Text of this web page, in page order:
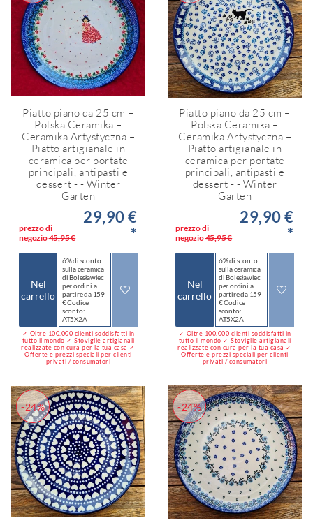
Piatto piano da 25 cm –
Polska Ceramika –
Ceramika Artystyczna –
Piatto artigianale in
ceramica per portate
principali, antipasti e
dessert - - Winter
Garten
prezzo di
negozio45,95 €
29,90 €
*
Nel
carrello
6% di sconto
sulla ceramica
di Bolesławiec
per ordini a
partire da 159
€ Codice
sconto:
AT5X2A
✓ Oltre 100.000 clienti soddisfatti in
tutto il mondo ✓ Stoviglie artigianali
realizzate con cura per la tua casa ✓
Offerte e prezzi speciali per clienti
privati / consumatori
Piatto piano da 25 cm –
Polska Ceramika –
Ceramika Artystyczna –
Piatto artigianale in
ceramica per portate
principali, antipasti e
dessert - - Winter
Garten
prezzo di
negozio45,95 €
29,90 €
*
Nel
carrello
6% di sconto
sulla ceramica
di Bolesławiec
per ordini a
partire da 159
€ Codice
sconto:
AT5X2A
✓ Oltre 100.000 clienti soddisfatti in
tutto il mondo ✓ Stoviglie artigianali
realizzate con cura per la tua casa ✓
Offerte e prezzi speciali per clienti
privati / consumatori
-24% -24%